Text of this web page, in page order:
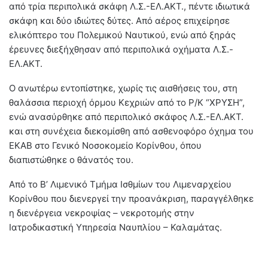
από τρία περιπολικά σκάφη Λ.Σ.-ΕΛ.ΑΚΤ., πέντε ιδιωτικά
σκάφη και δύο ιδιώτες δύτες. Από αέρος επιχείρησε
ελικόπτερο του Πολεμικού Ναυτικού, ενώ από ξηράς
έρευνες διεξήχθησαν από περιπολικά οχήματα Λ.Σ.-
ΕΛ.ΑΚΤ.
Ο ανωτέρω εντοπίστηκε, χωρίς τις αισθήσεις του, στη
θαλάσσια περιοχή όρμου Κεχριών από το Ρ/Κ “ΧΡΥΣΗ”,
ενώ ανασύρθηκε από περιπολικό σκάφος Λ.Σ.-ΕΛ.ΑΚΤ.
και στη συνέχεια διεκομίσθη από ασθενοφόρο όχημα του
ΕΚΑΒ στο Γενικό Νοσοκομείο Κορίνθου, όπου
διαπιστώθηκε ο θάνατός του.
Από το Β’ Λιμενικό Τμήμα Ισθμίων του Λιμεναρχείου
Κορίνθου που διενεργεί την προανάκριση, παραγγέλθηκε
η διενέργεια νεκροψίας – νεκροτομής στην
Ιατροδικαστική Υπηρεσία Ναυπλίου – Καλαμάτας.